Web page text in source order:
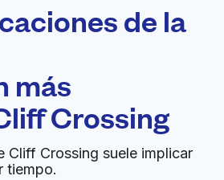
24/7
de la
más
Crossing
Cliff Crossing suele implicar
tiempo.